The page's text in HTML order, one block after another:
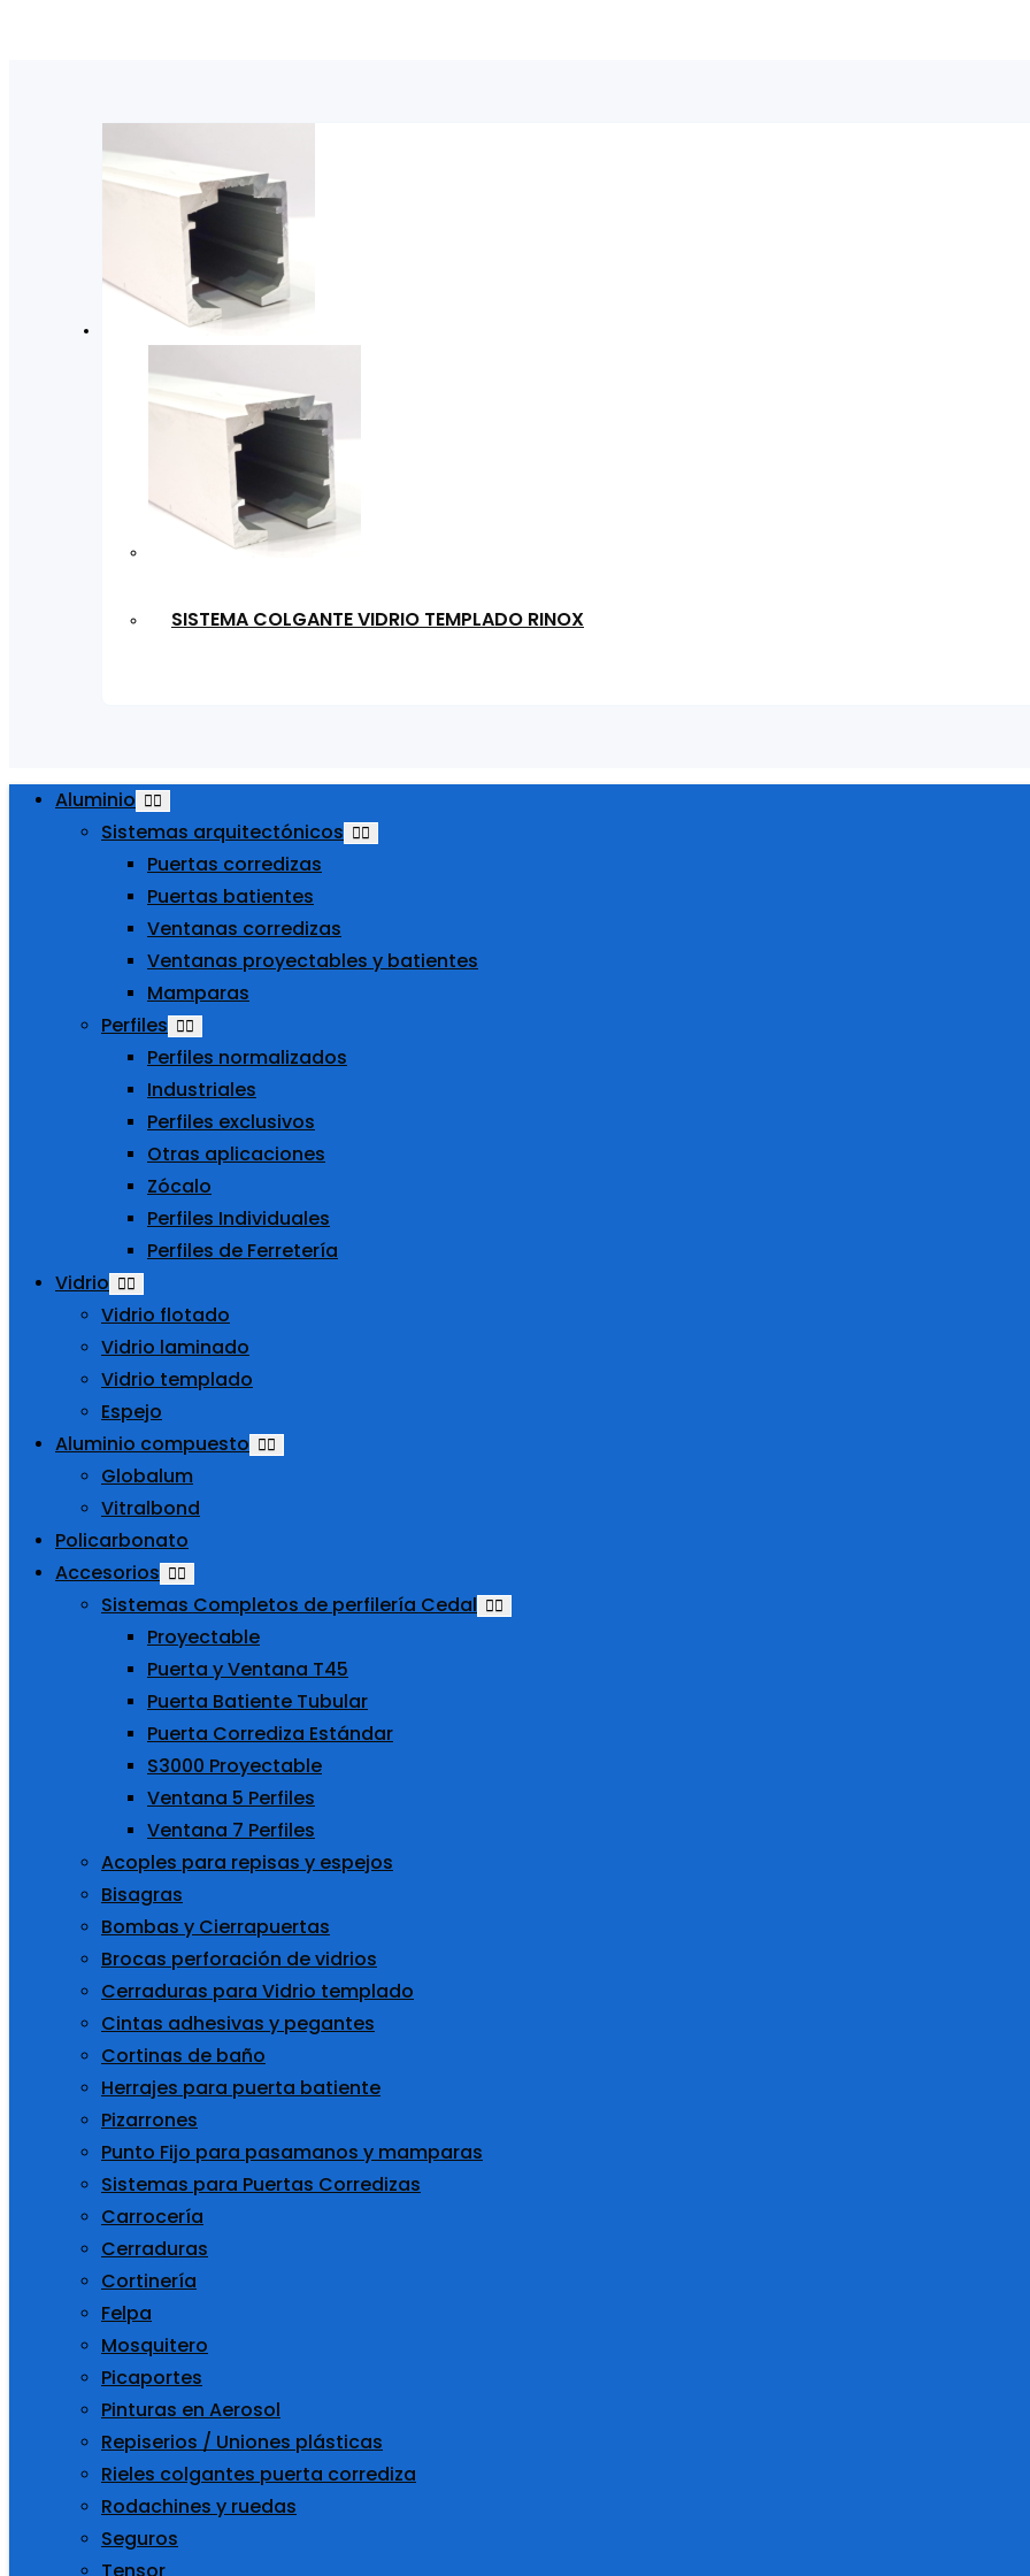
SISTEMA COLGANTE VIDRIO TEMPLADO RINOX
Aluminio
Sistemas arquitectónicos
Puertas corredizas
Puertas batientes
Ventanas corredizas
Ventanas proyectables y batientes
Mamparas
Perfiles
Perfiles normalizados
Industriales
Perfiles exclusivos
Otras aplicaciones
Zócalo
Perfiles Individuales
Perfiles de Ferretería
Vidrio
Vidrio flotado
Vidrio laminado
Vidrio templado
Espejo
Aluminio compuesto
Globalum
Vitralbond
Policarbonato
Accesorios
Sistemas Completos de perfilería Cedal
Proyectable
Puerta y Ventana T45
Puerta Batiente Tubular
Puerta Corrediza Estándar
S3000 Proyectable
Ventana 5 Perfiles
Ventana 7 Perfiles
Acoples para repisas y espejos
Bisagras
Bombas y Cierrapuertas
Brocas perforación de vidrios
Cerraduras para Vidrio templado
Cintas adhesivas y pegantes
Cortinas de baño
Herrajes para puerta batiente
Pizarrones
Punto Fijo para pasamanos y mamparas
Sistemas para Puertas Corredizas
Carrocería
Cerraduras
Cortinería
Felpa
Mosquitero
Picaportes
Pinturas en Aerosol
Repiserios / Uniones plásticas
Rieles colgantes puerta corrediza
Rodachines y ruedas
Seguros